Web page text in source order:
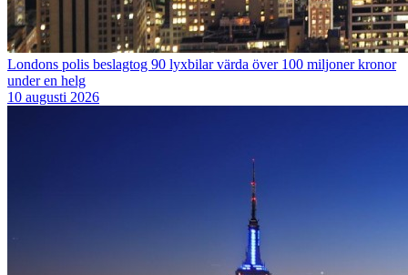
Londons polis beslagtog 90 lyxbilar värda över 100 miljoner kronor
under en helg
10 augusti 2026